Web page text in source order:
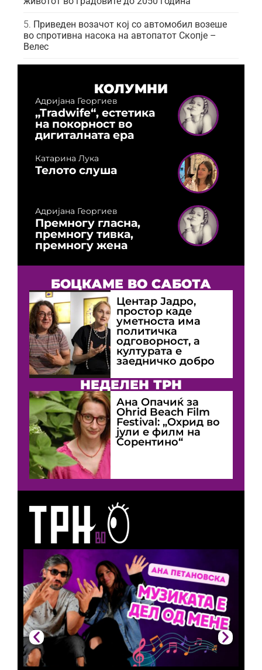
Приведен возачот кој со автомобил возеше
во спротивна насока на автопатот Скопје –
Велес
КОЛУМНИ
Адријана Георгиев
„Tradwife“, естетика
на покорност во
дигиталната ера
Катарина Лука
Телото слуша
Адријана Георгиев
Премногу гласна,
премногу тивка,
премногу жена
БОЦКАМЕ ВО САБОТА
Центар Јадро,
простор каде
уметноста има
политичка
одговорност, а
културата е
заедничко добро
НЕДЕЛЕН ТРН
Ана Опачиќ за
Оhrid Beach Film
Festival: „Охрид во
јули е филм на
Сорентино“